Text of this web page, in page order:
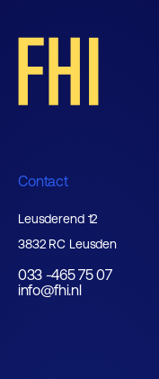
Contact
Leusderend 12
3832 RC Leusden
033 -465 75 07
info@fhi.nl